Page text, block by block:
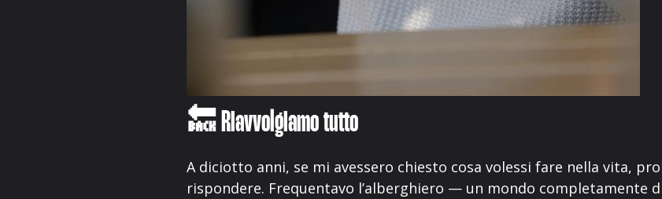
🔙 Riavvolgiamo tutto
A diciotto anni, se mi avessero chiesto cosa volessi fare nella vita,
rispondere. Frequentavo l’alberghiero — un mondo completamente